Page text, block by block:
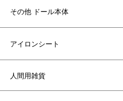
その他 ドール本体
アイロンシート
人間用雑貨